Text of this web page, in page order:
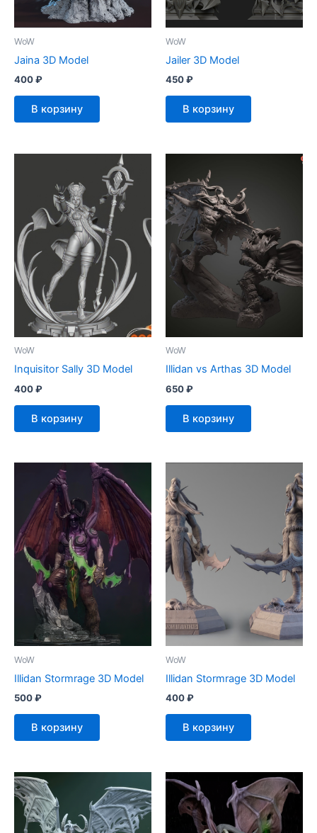
WoW
Jaina 3D Model
400₽
В корзину
WoW
Jailer 3D Model
450₽
В корзину
WoW
Inquisitor Sally 3D Model
400₽
В корзину
WoW
Illidan vs Arthas 3D Model
650₽
В корзину
WoW
Illidan Stormrage 3D Model
500₽
В корзину
WoW
Illidan Stormrage 3D Model
400₽
В корзину